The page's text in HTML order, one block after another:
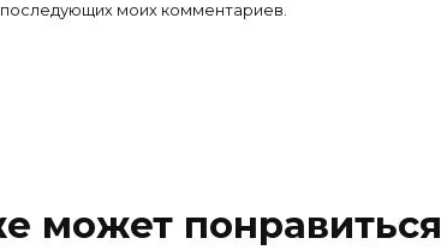
моих комментариев.
может понравиться